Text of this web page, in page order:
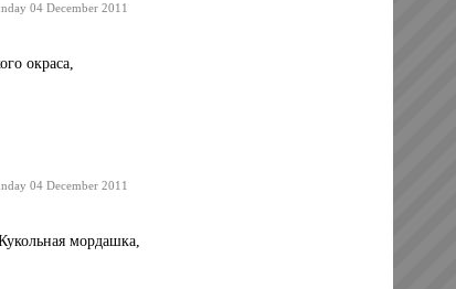
04 December 2011
окраса,
04 December 2011
мордашка,